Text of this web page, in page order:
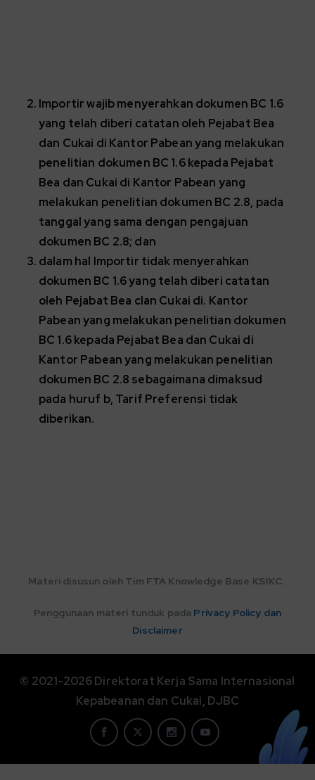
Importir wajib menyerahkan dokumen BC 1.6
yang telah diberi catatan oleh Pejabat Bea
dan Cukai di Kantor Pabean yang melakukan
penelitian dokumen BC 1.6 kepada Pejabat
Bea dan Cukai di Kantor Pabean yang
melakukan penelitian dokumen BC 2.8, pada
tanggal yang sama dengan pengajuan
dokumen BC 2.8; dan
dalam hal Importir tidak menyerahkan
dokumen BC 1.6 yang telah diberi catatan
oleh Pejabat Bea clan Cukai di. Kantor
Pabean yang melakukan penelitian dokumen
BC 1.6 kepada Pejabat Bea dan Cukai di
Kantor Pabean yang melakukan penelitian
dokumen BC 2.8 sebagaimana dimaksud
pada huruf b, Tarif Preferensi tidak
diberikan.
Materi disusun oleh Tim FTA Knowledge Base KSIKC.
Penggunaan materi tunduk pada Privacy Policy dan
Disclaimer
© 2021-2026 Direktorat Kerja Sama Internasional
Kepabeanan dan Cukai, DJBC